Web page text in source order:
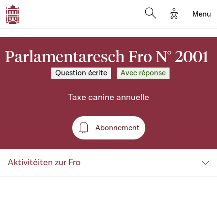
Options
Menu
Parlamentaresch Fro N° 2001
Question écrite Avec réponse
Taxe canine annuelle
Abonnement
Abonnement
Aktivitéiten zur Fro